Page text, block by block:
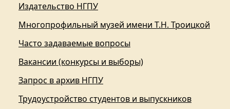
Издательство НГПУ
Многопрофильный музей имени Т.Н. Троицкой
Часто задаваемые вопросы
Вакансии (конкурсы и выборы)
Запрос в архив НГПУ
Трудоустройство студентов и выпускников